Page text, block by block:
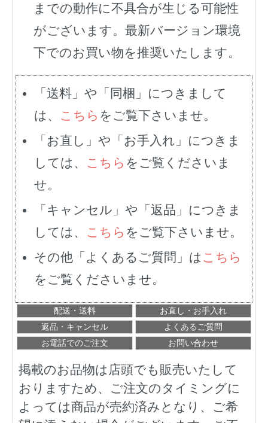
までの動作に不具合が生じる可能性
がございます。最新バージョン環境
下でのお買い物を推奨いたします。
「送料」や「同梱」につきまして
は、 こちら をご覧下さいませ。
「お直し」や「お手入れ」につきま
しては、 こちら をご覧くださいま
せ。
「キャンセル」や「返品」につきま
しては、 こちら をご覧下さいませ。
その他「よくあるご質問」は こちら
をご覧くださいませ。
配送・送料
お直し・お手入れ
返品・キャンセル
よくあるご質問
お電話でのご注文
お問い合わせ
掲載のお品物は店頭でも販売いたして
おりますため、ご注文のタイミングに
よっては商品が売約済みとなり、ご希